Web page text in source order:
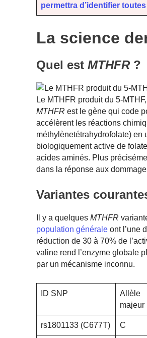
permettra d’identifier
La science
Quel est MTHFR?
Le MTHFR produit du 5-
MTHFR est le gène qui code
accélèrent les réactions
méthylènetétrahydrofolate) en
biologiquement active de
acides aminés. Plus
dans la réponse aux
Variantes
Il y a quelques MTHFR
population générale ont l’une
réduction de 30 à 70% de
valine rend l’enzyme globale
par un mécanisme inconnu.
ID SNP
Allèle
majeur
rs1801133 (C677T) C